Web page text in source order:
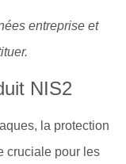
entreprise et
NIS2
la protection
cruciale pour les